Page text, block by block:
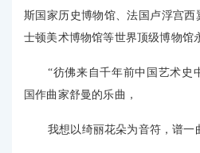
斯国家历史博物馆、法国卢浮宫
士顿美术博物馆等世界顶级博物馆
“彷佛来自千年前中国艺术史
国作曲家舒曼的乐曲，
我想以绮丽花朵为音符，谱一